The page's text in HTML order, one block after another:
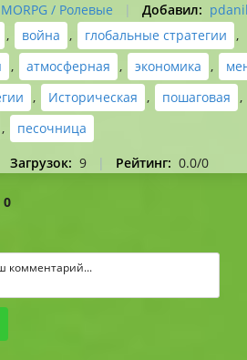
/ Ролевые | Добавил:
, война , глобальные стратегии ,
, атмосферная , экономика ,
, Историческая , пошаговая ,
,
песочница
Загрузок: 9 | Рейтинг: 0.0/0
0